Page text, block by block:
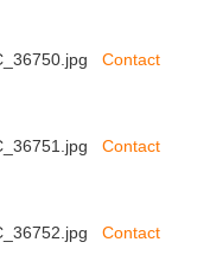
Contact
Contact
Contact